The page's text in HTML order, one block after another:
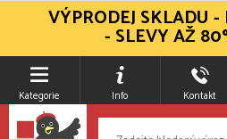
Kategorie Info Kontakt
VÝPRODEJ SKLADU
- SLEVY AŽ